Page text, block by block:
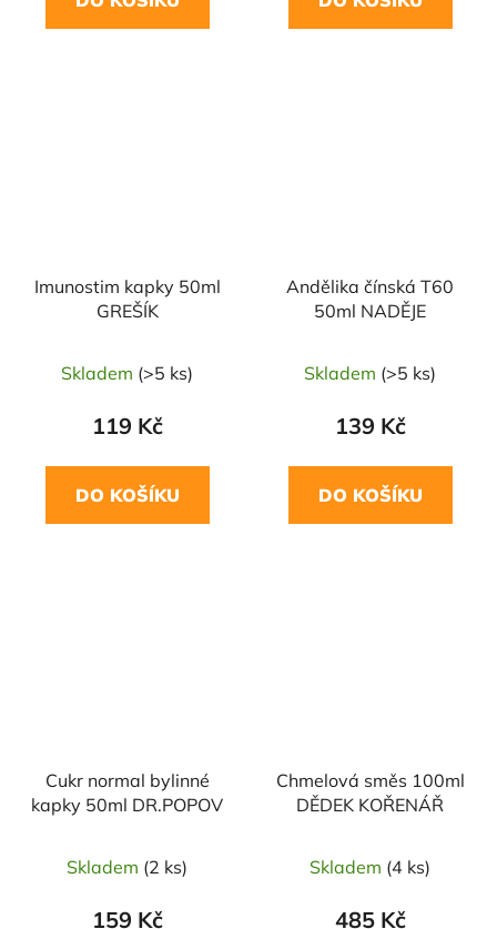
Imunostim kapky 50ml
GREŠÍK
Skladem (>5 ks)
119 Kč
DO KOŠÍKU
Andělika čínská T60
50ml NADĚJE
Skladem (>5 ks)
139 Kč
DO KOŠÍKU
Cukr normal bylinné
kapky 50ml DR.POPOV
Skladem (2 ks)
159 Kč
Chmelová směs 100ml
DĚDEK KOŘENÁŘ
Skladem (4 ks)
485 Kč